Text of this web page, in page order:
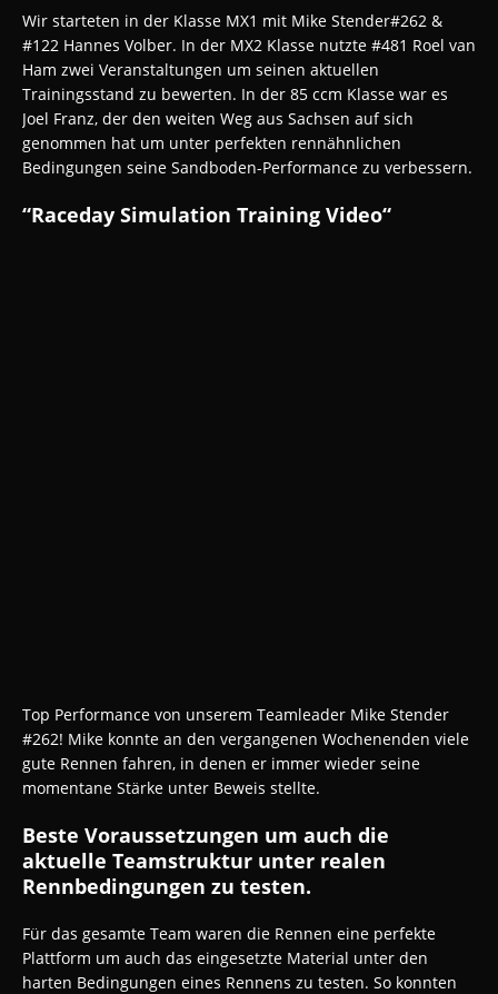
Wir starteten in der Klasse MX1 mit Mike Stender#262 &
#122 Hannes Volber. In der MX2 Klasse nutzte #481 Roel van
Ham zwei Veranstaltungen um seinen aktuellen
Trainingsstand zu bewerten. In der 85 ccm Klasse war es
Joel Franz, der den weiten Weg aus Sachsen auf sich
genommen hat um unter perfekten rennähnlichen
Bedingungen seine Sandboden-Performance zu verbessern.
“Raceday Simulation Training Video“
Top Performance von unserem Teamleader Mike Stender
#262! Mike konnte an den vergangenen Wochenenden viele
gute Rennen fahren, in denen er immer wieder seine
momentane Stärke unter Beweis stellte.
Beste Voraussetzungen um auch die
aktuelle Teamstruktur unter realen
Rennbedingungen zu testen.
Für das gesamte Team waren die Rennen eine perfekte
Plattform um auch das eingesetzte Material unter den
harten Bedingungen eines Rennens zu testen. So konnten